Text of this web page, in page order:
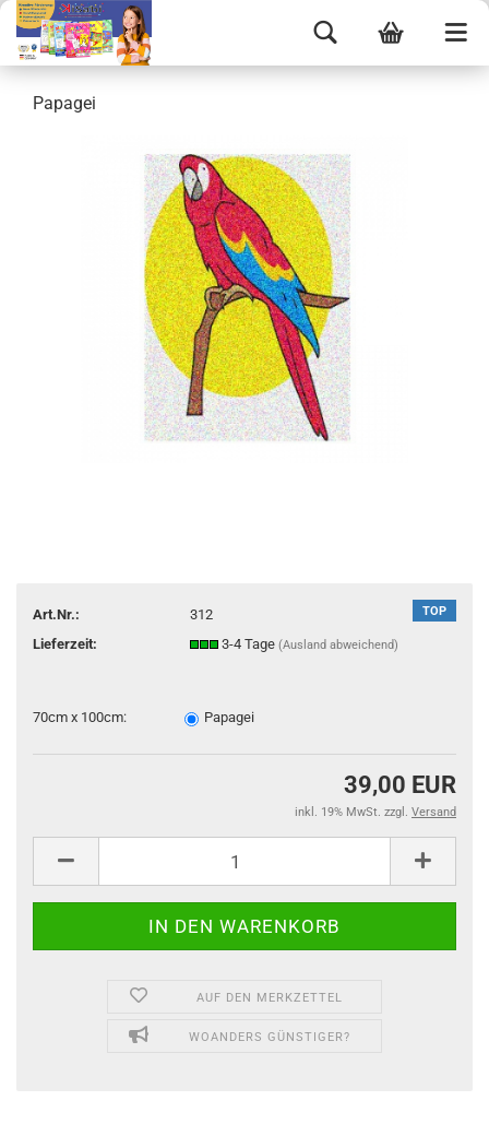
Papagei
TOP
Art.Nr.:
312
Lieferzeit:
3-4 Tage(Ausland abweichend)
70cm x 100cm: Papagei
39,00 EUR
inkl. 19% MwSt. zzgl. Versand
AUF DEN MERKZETTEL
WOANDERS GÜNSTIGER?